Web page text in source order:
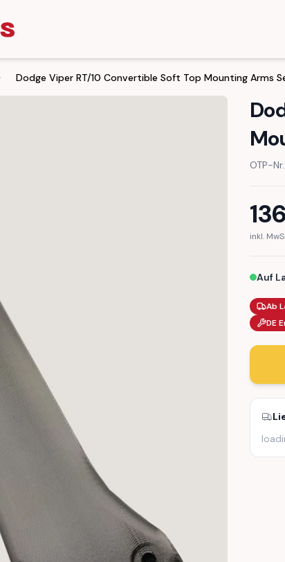
Dodge Viper RT/10 Convertible Soft Top Mounting Arms
OTP-Nr.:
inkl.
Auf
Ab
DE